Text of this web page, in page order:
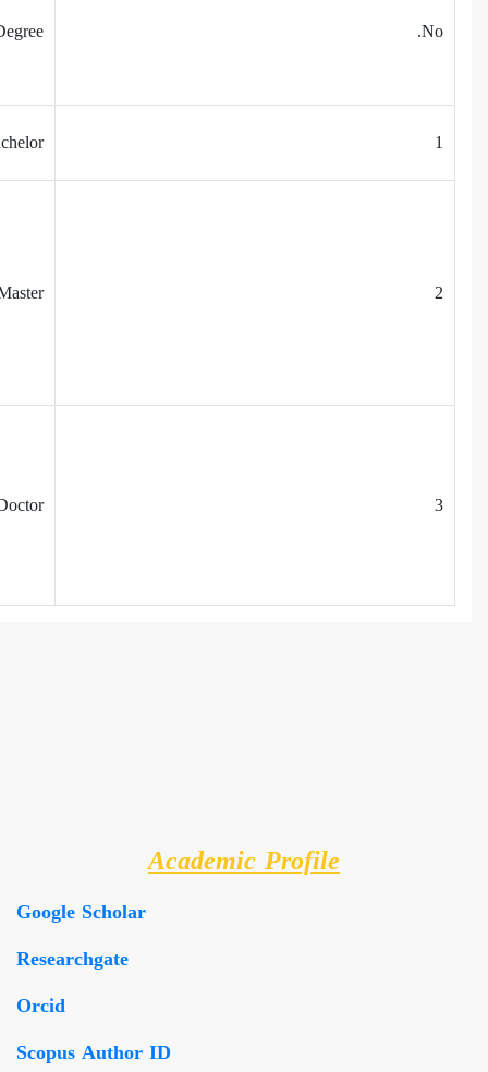
No.
1
2
3
Academic Profile
Google Scholar
Researchgate
Orcid
Scopus Author ID